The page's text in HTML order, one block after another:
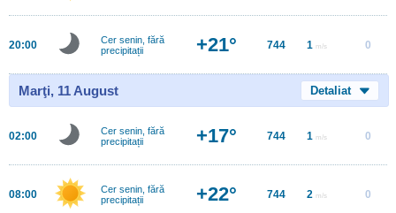
20:00
Cer senin, fără
precipitații
+21° 744 1 m/s 0
Marţi, 11 August Detaliat
02:00
Cer senin, fără
precipitații
+17° 744 1 m/s 0
08:00
Cer senin, fără
precipitații
+22° 744 2 m/s 0